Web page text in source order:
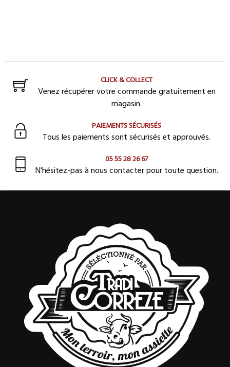
CLICK & COLLECT
Venez récupérer votre commande gratuitement en
magasin.
PAIEMENTS SÉCURISÉS
Tous les paiements sont sécurisés et approuvés.
05 55 28 26 67
N'hésitez-pas à nous contacter pour toute question.